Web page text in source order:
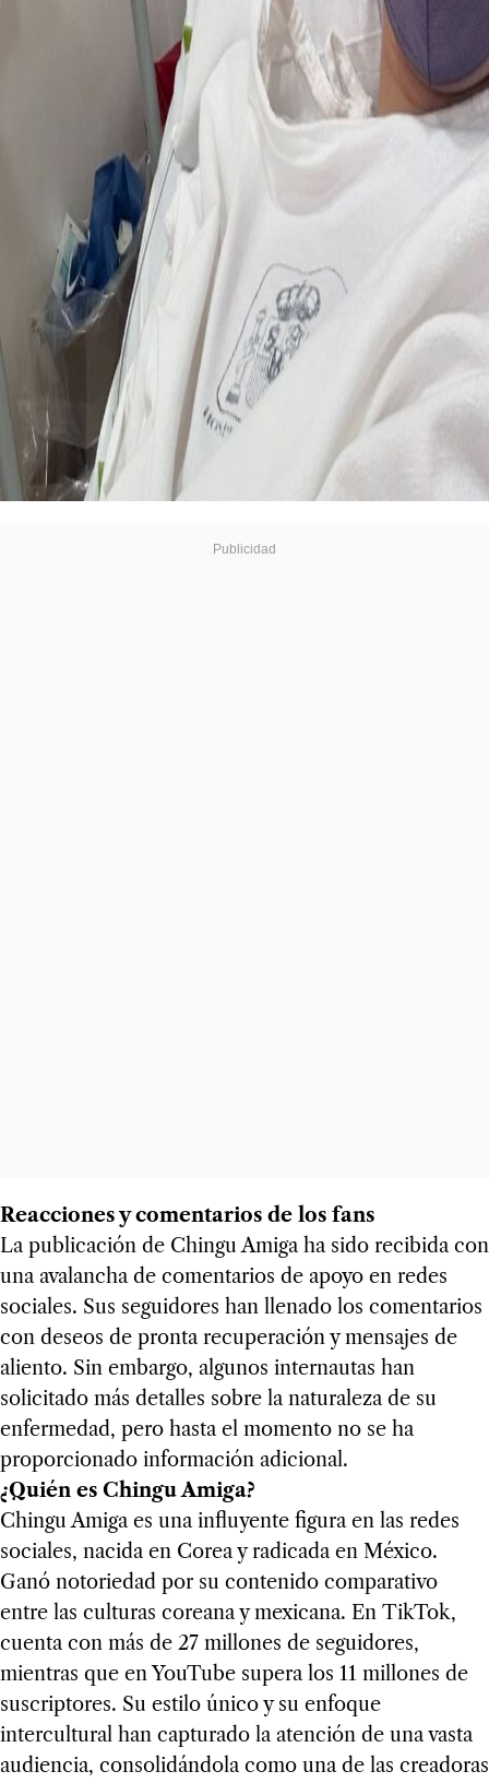
Reacciones y comentarios de los fans
La publicación de Chingu Amiga ha sido recibida con
una avalancha de comentarios de apoyo en redes
sociales. Sus seguidores han llenado los comentarios
con deseos de pronta recuperación y mensajes de
aliento. Sin embargo, algunos internautas han
solicitado más detalles sobre la naturaleza de su
enfermedad, pero hasta el momento no se ha
proporcionado información adicional.
¿Quién es Chingu Amiga?
Chingu Amiga es una influyente figura en las redes
sociales, nacida en Corea y radicada en México.
Ganó notoriedad por su contenido comparativo
entre las culturas coreana y mexicana. En TikTok,
cuenta con más de 27 millones de seguidores,
mientras que en YouTube supera los 11 millones de
suscriptores. Su estilo único y su enfoque
intercultural han capturado la atención de una vasta
audiencia, consolidándola como una de las creadoras